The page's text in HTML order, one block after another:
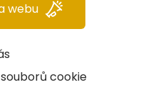
cookie
webu